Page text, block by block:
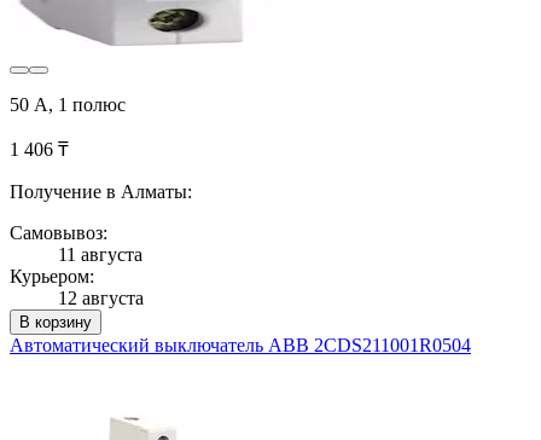
50 А, 1 полюс
1 406 ₸
Получение в Алматы:
Самовывоз:
11 августа
Курьером:
12 августа
В корзину
Автоматический выключатель ABB 2CDS211001R0504